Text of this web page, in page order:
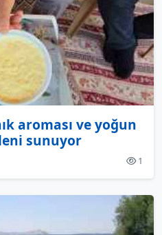
aroması ve yoğun
sunuyor
1